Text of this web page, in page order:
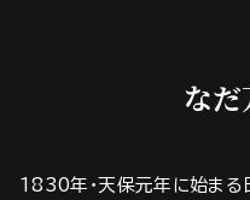
な
1830年・天保元年に始ま